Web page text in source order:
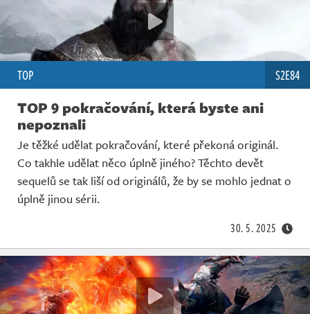
TOP S2E84
TOP 9 pokračování, která byste ani
nepoznali
Je těžké udělat pokračování, které překoná originál.
Co takhle udělat něco úplně jiného? Těchto devět
sequelů se tak liší od originálů, že by se mohlo jednat o
úplně jinou sérii.
30. 5. 2025